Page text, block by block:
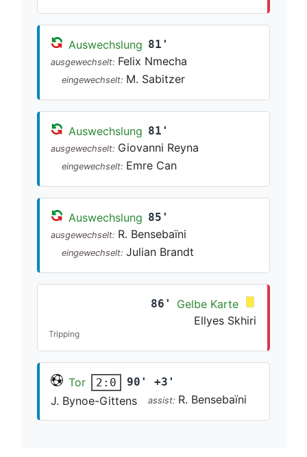
Auswechslung 81'
ausgewechselt: Felix Nmecha
eingewechselt: M. Sabitzer
Auswechslung 81'
ausgewechselt: Giovanni Reyna
eingewechselt: Emre Can
Auswechslung 85'
ausgewechselt: R. Bensebaïni
eingewechselt: Julian Brandt
86'
Gelbe Karte
Ellyes Skhiri
Tripping
Tor 2:0 90' +3'
J. Bynoe-Gittens assist: R. Bensebaïni